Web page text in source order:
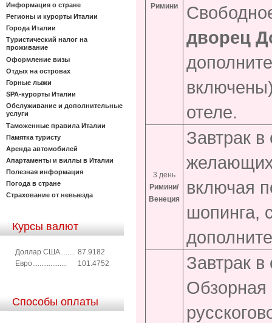
Информация о стране
Регионы и курорты Италии
Города Италии
Туристический налог на
проживание
Оформление визы
Отдых на островах
Горные лыжи
SPA-курорты Италии
Обслуживание и дополнительные
услуги
Таможенные правила Италии
Памятка туристу
Аренда автомобилей
Апартаменты и виллы в Италии
Полезная информация
Погода в стране
Страхование от невыезда
Курсы валют
Доллар США........ 87.9182
Евро...................
101.4752
Способы оплаты
Римини
дворец
отеле.
3 день
Римини/
Венеция
Завтрак
включая
шопинга,
Завтрак
Обзорная